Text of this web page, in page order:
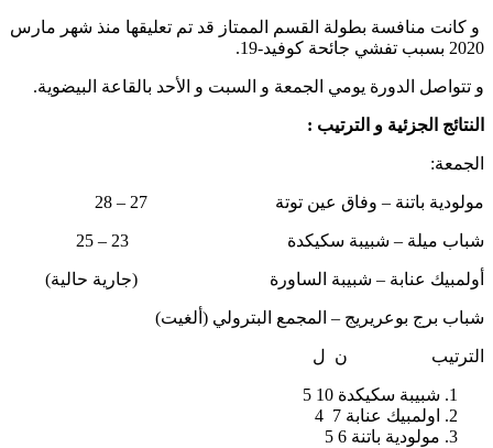
و كانت منافسة بطولة القسم الممتاز قد تم تعليقها منذ شهر مارس
2020 بسبب تفشي جائحة كوفيد-19.
و تتواصل الدورة يومي الجمعة و السبت و الأحد بالقاعة البيضوية.
النتائج الجزئية و الترتيب :
الجمعة:
مولودية باتنة – وفاق عين توتة 27 – 28
شباب ميلة – شبيبة سكيكدة 23 – 25
أولمبيك عنابة – شبيبة الساورة (جارية حالية)
شباب برج بوعريريج – المجمع البترولي (ألغيت)
الترتيب ن ل
شبيبة سكيكدة 10 5
اولمبيك عنابة 7 4
مولودية باتنة 6 5